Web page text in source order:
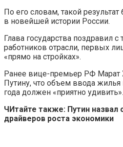
По его словам, такой результат
в новейшей истории России.
Глава государства поздравил
работников отрасли, первых
«прямо на стройках».
Ранее вице-премьер РФ Марат
Путину, что объем ввода жилья
года должен «приятно удивить».
ЧИтайте также: Путин назвал
драйверов роста экономики